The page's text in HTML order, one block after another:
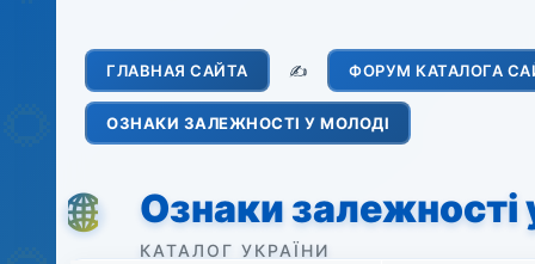
ГЛАВНАЯ САЙТА ✍️ ФОРУМ КАТАЛОГА
ОЗНАКИ ЗАЛЕЖНОСТІ У МОЛОДІ
Ознаки залежності